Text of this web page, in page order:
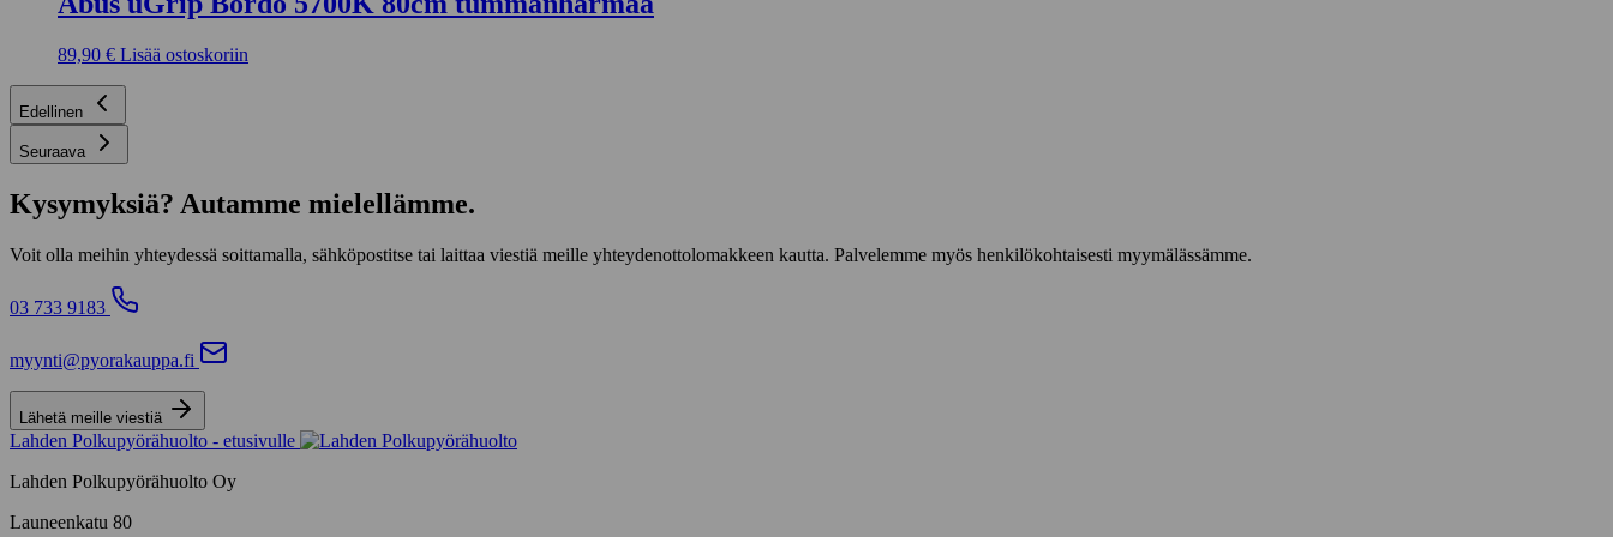
89,90 € Lisää ostoskoriin
Edellinen
Seuraava
Kysymyksiä? Autamme mielellämme.
Voit olla meihin yhteydessä soittamalla, sähköpostitse tai laittaa viestiä meille yhteydenottolomakkeen kautta. Palvelemme myös henkilökohtaisesti myymälässämme.
03 733 9183
myynti@pyorakauppa.fi
Lähetä meille viestiä
Lahden Polkupyörähuolto - etusivulle
Lahden Polkupyörähuolto Oy
Launeenkatu 80